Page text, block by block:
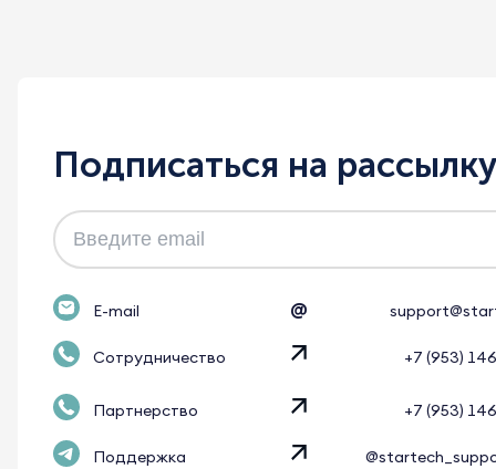
Подписаться на рассылку
E-mail @
Сотрудничество +7 (953)
Партнерство +7 (953)
Поддержка